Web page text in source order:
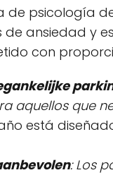
de psicología
ansiedad y
con
aquellos que
está
: Los